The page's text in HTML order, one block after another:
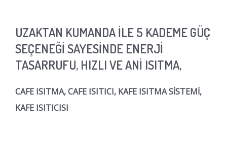
UZAKTAN KUMANDA İLE 5 KADEME GÜÇ
SEÇENEĞİ SAYESİNDE ENERJİ
TASARRUFU, HIZLI VE ANİ ISITMA,
CAFE ISITMA, CAFE ISITICI, KAFE ISITMA SİSTEMİ,
KAFE ISITICISI